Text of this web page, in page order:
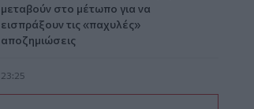
μεταβούν στο μέτωπο για να
εισπράξουν τις «παχυλές»
αποζημιώσεις
23:25
Ρόδος: Έσπασε ο κάβος και τραυμάτισε